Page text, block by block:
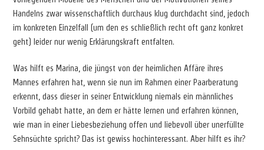
Handelns zwar wissenschaftlich durchaus klug durchdacht sind, jedoch
im konkreten Einzelfall (um den es schließlich recht oft ganz konkret
geht) leider nur wenig Erklärungskraft entfalten.
Was hilft es Marina, die jüngst von der heimlichen Affäre ihres
Mannes erfahren hat, wenn sie nun im Rahmen einer Paarberatung
erkennt, dass dieser in seiner Entwicklung niemals ein männliches
Vorbild gehabt hatte, an dem er hätte lernen und erfahren können,
wie man in einer Liebesbeziehung offen und liebevoll über unerfüllte
Sehnsüchte spricht? Das ist gewiss hochinteressant. Aber hilft es ihr?